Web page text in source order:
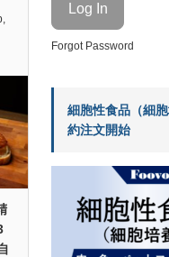
Forgot Password
細胞性食品（細
約注文開始